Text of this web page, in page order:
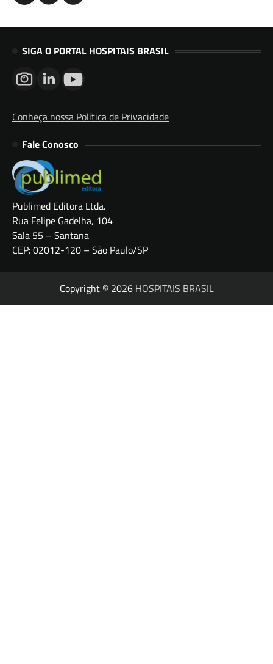
SIGA O PORTAL HOSPITAIS BRASIL
Conheça nossa Política de Privacidade
Fale Conosco
Publimed Editora Ltda.
Rua Felipe Gadelha, 104
Sala 55 – Santana
CEP: 02012-120 – São Paulo/SP
Copyright © 2026 HOSPITAIS BRASIL